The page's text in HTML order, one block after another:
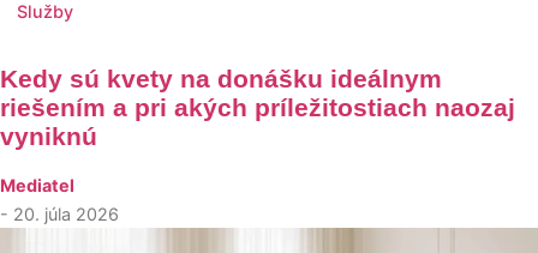
Služby
Kedy sú kvety na donášku ideálnym
riešením a pri akých príležitostiach naozaj
vyniknú
Mediatel
- 20. júla 2026